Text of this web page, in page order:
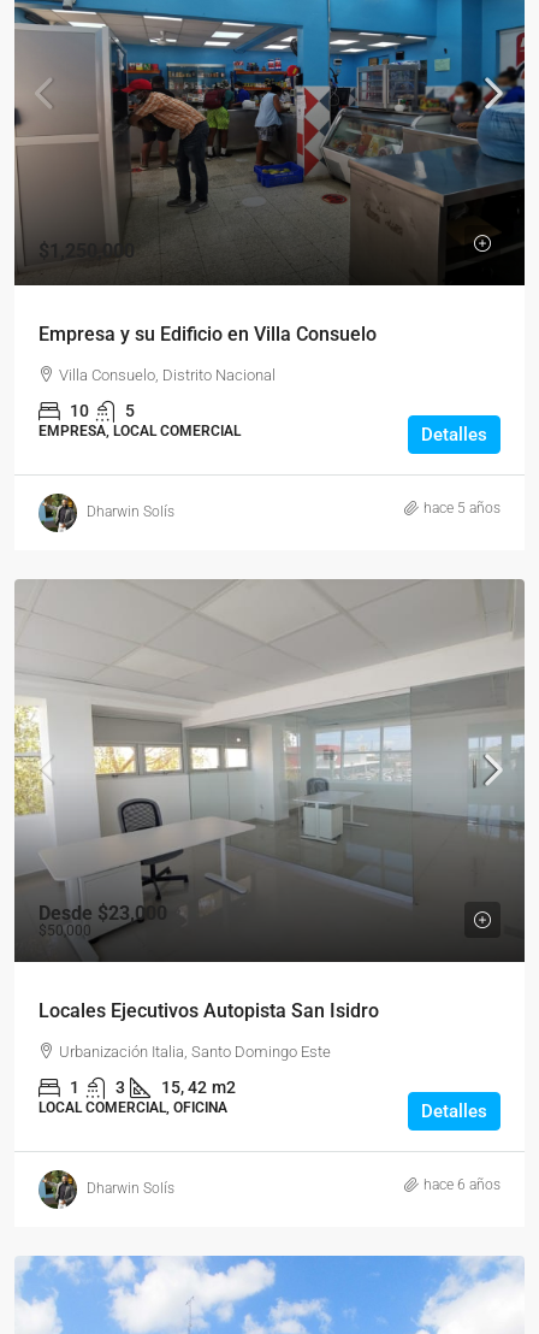
$1,250,000
Empresa y su Edificio en Villa Consuelo
Villa Consuelo, Distrito Nacional
10 5
EMPRESA, LOCAL COMERCIAL Detalles
Dharwin Solís hace 5 años
Desde $23,000
$50,000
Locales Ejecutivos Autopista San Isidro
Urbanización Italia, Santo Domingo Este
1 3 15, 42 m2
LOCAL COMERCIAL, OFICINA Detalles
Dharwin Solís hace 6 años